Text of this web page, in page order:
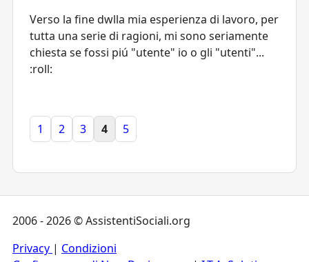
Verso la fine dwlla mia esperienza di lavoro, per
tutta una serie di ragioni, mi sono seriamente
chiesta se fossi piú "utente" io o gli "utenti"...
:roll:
1 2 3 4 5
2006 - 2026 © AssistentiSociali.org
Privacy | Condizioni